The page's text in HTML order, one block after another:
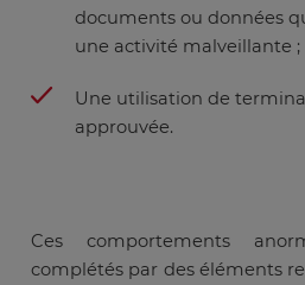
documents ou données
une activité malveillante ;
Une utilisation de
approuvée.
Ces comportements
complétés par des éléments